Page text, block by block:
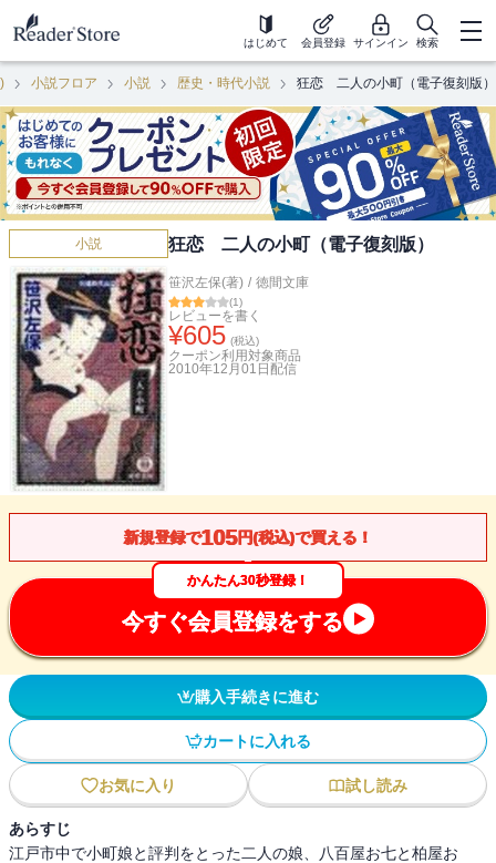
はじめて 会員登録 サインイン 検索
小説フロア 小説 歴史・時代小説 狂恋 二人の小町（電子復刻版）
小説 狂恋 二人の小町（電子復刻版）
笹沢左保(著) / 徳間文庫
(1)
レビューを書く
¥605 (税込)
クーポン利用対象商品
2010年12月01日 配信
新規登録で105円(税込)で買える！
かんたん30秒登録！
今すぐ会員登録をする
購入手続きに進む
カートに入れる
お気に入り 試し読み
あらすじ
江戸市中で小町娘と評判をとった二人の娘、八百屋お七と柏屋お